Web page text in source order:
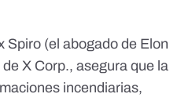
Spiro (el abogado de Elon
X Corp., asegura que la
incendiarias,